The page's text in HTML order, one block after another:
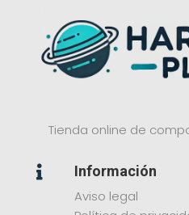
Tienda online de

Información
Aviso legal